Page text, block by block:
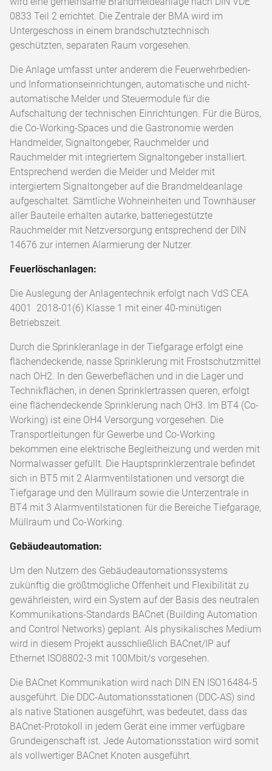
0833 Teil 2 errichtet. Die Zentrale der BMA wird im
Untergeschoss in einem brandschutztechnisch
geschützten, separaten Raum vorgesehen.
Die Anlage umfasst unter anderem die Feuerwehrbedien-
und Informationseinrichtungen, automatische und nicht-
automatische Melder und Steuermodule für die
Aufschaltung der technischen Einrichtungen. Für die Büros,
die Co-Working-Spaces und die Gastronomie werden
Handmelder, Signaltongeber, Rauchmelder und
Rauchmelder mit integriertem Signaltongeber installiert.
Entsprechend werden die Melder und Melder mit
intergiertem Signaltongeber auf die Brandmeldeanlage
aufgeschaltet. Sämtliche Wohneinheiten und Townhäuser
aller Bauteile erhalten autarke, batteriegestützte
Rauchmelder mit Netzversorgung entsprechend der DIN
14676 zur internen Alarmierung der Nutzer.
Feuerlöschanlagen:
Die Auslegung der Anlagentechnik erfolgt nach VdS CEA
4001 2018-01(6) Klasse 1 mit einer 40-minütigen
Betriebszeit.
Durch die Sprinkleranlage in der Tiefgarage erfolgt eine
flächendeckende, nasse Sprinklerung mit Frostschutzmittel
nach OH2. In den Gewerbeflächen und in die Lager und
Technikflächen, in denen Sprinklertrassen queren, erfolgt
eine flächendeckende Sprinklerung nach OH3. Im BT4 (Co-
Working) ist eine OH4 Versorgung vorgesehen. Die
Transportleitungen für Gewerbe und Co-Working
bekommen eine elektrische Begleitheizung und werden mit
Normalwasser gefüllt. Die Hauptsprinklerzentrale befindet
sich in BT5 mit 2 Alarmventilstationen und versorgt die
Tiefgarage und den Müllraum sowie die Unterzentrale in
BT4 mit 3 Alarmventilstationen für die Bereiche Tiefgarage,
Müllraum und Co-Working.
Gebäudeautomation:
Um den Nutzern des Gebäudeautomationssystems
zukünftig die größtmögliche Offenheit und Flexibilität zu
gewährleisten, wird ein System auf der Basis des neutralen
Kommunikations-Standards BACnet (Building Automation
and Control Networks) geplant. Als physikalisches Medium
wird in diesem Projekt ausschließlich BACnet/IP auf
Ethernet ISO8802-3 mit 100Mbit/s vorgesehen.
Die BACnet Kommunikation wird nach DIN EN ISO16484-5
ausgeführt. Die DDC-Automationsstationen (DDC-AS) sind
als native Stationen ausgeführt, was bedeutet, dass das
BACnet-Protokoll in jedem Gerät eine immer verfügbare
Grundeigenschaft ist. Jede Automationsstation wird somit
als vollwertiger BACnet Knoten ausgeführt.